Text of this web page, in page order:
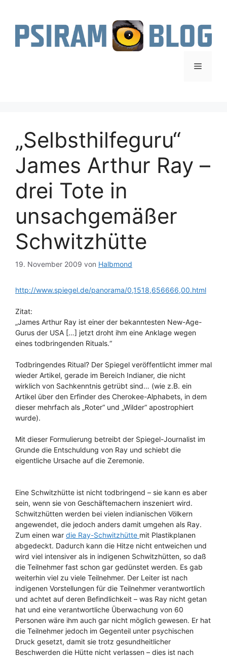
springen
Menü
„Selbsthilfeguru“
James Arthur Ray –
drei Tote in
unsachgemäßer
Schwitzhütte
19. November 2009 von Halbmond
http://www.spiegel.de/panorama/0,1518,656666,00.html
Zitat:
„James Arthur Ray ist einer der bekanntesten New-Age-
Gurus der USA […] jetzt droht ihm eine Anklage wegen
eines todbringenden Rituals.“
Todbringendes Ritual? Der Spiegel veröffentlicht immer mal
wieder Artikel, gerade im Bereich Indianer, die nicht
wirklich von Sachkenntnis getrübt sind… (wie z.B. ein
Artikel über den Erfinder des Cherokee-Alphabets, in dem
dieser mehrfach als „Roter“ und „Wilder“ apostrophiert
wurde).
Mit dieser Formulierung betreibt der Spiegel-Journalist im
Grunde die Entschuldung von Ray und schiebt die
eigentliche Ursache auf die Zeremonie.
Eine Schwitzhütte ist nicht todbringend – sie kann es aber
sein, wenn sie von Geschäftemachern inszeniert wird.
Schwitzhütten werden bei vielen indianischen Völkern
angewendet, die jedoch anders damit umgehen als Ray.
Zum einen war die Ray-Schwitzhütte mit Plastikplanen
abgedeckt. Dadurch kann die Hitze nicht entweichen und
wird viel intensiver als in indigenen Schwitzhütten, so daß
die Teilnehmer fast schon gar gedünstet werden. Es gab
weiterhin viel zu viele Teilnehmer. Der Leiter ist nach
indigenen Vorstellungen für die Teilnehmer verantwortlich
und achtet auf deren Befindlichkeit – was Ray nicht getan
hat und eine verantwortliche Überwachung von 60
Personen wäre ihm auch gar nicht möglich gewesen. Er hat
die Teilnehmer jedoch im Gegenteil unter psychischen
Druck gesetzt, damit sie trotz gesundheitlicher
Beschwerden die Hütte nicht verlassen – dies ist nach